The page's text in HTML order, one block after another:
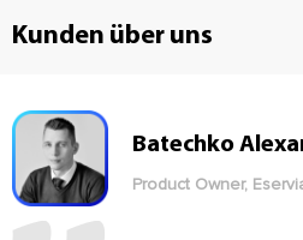
Kunden über uns
Batechko
Product Owner,